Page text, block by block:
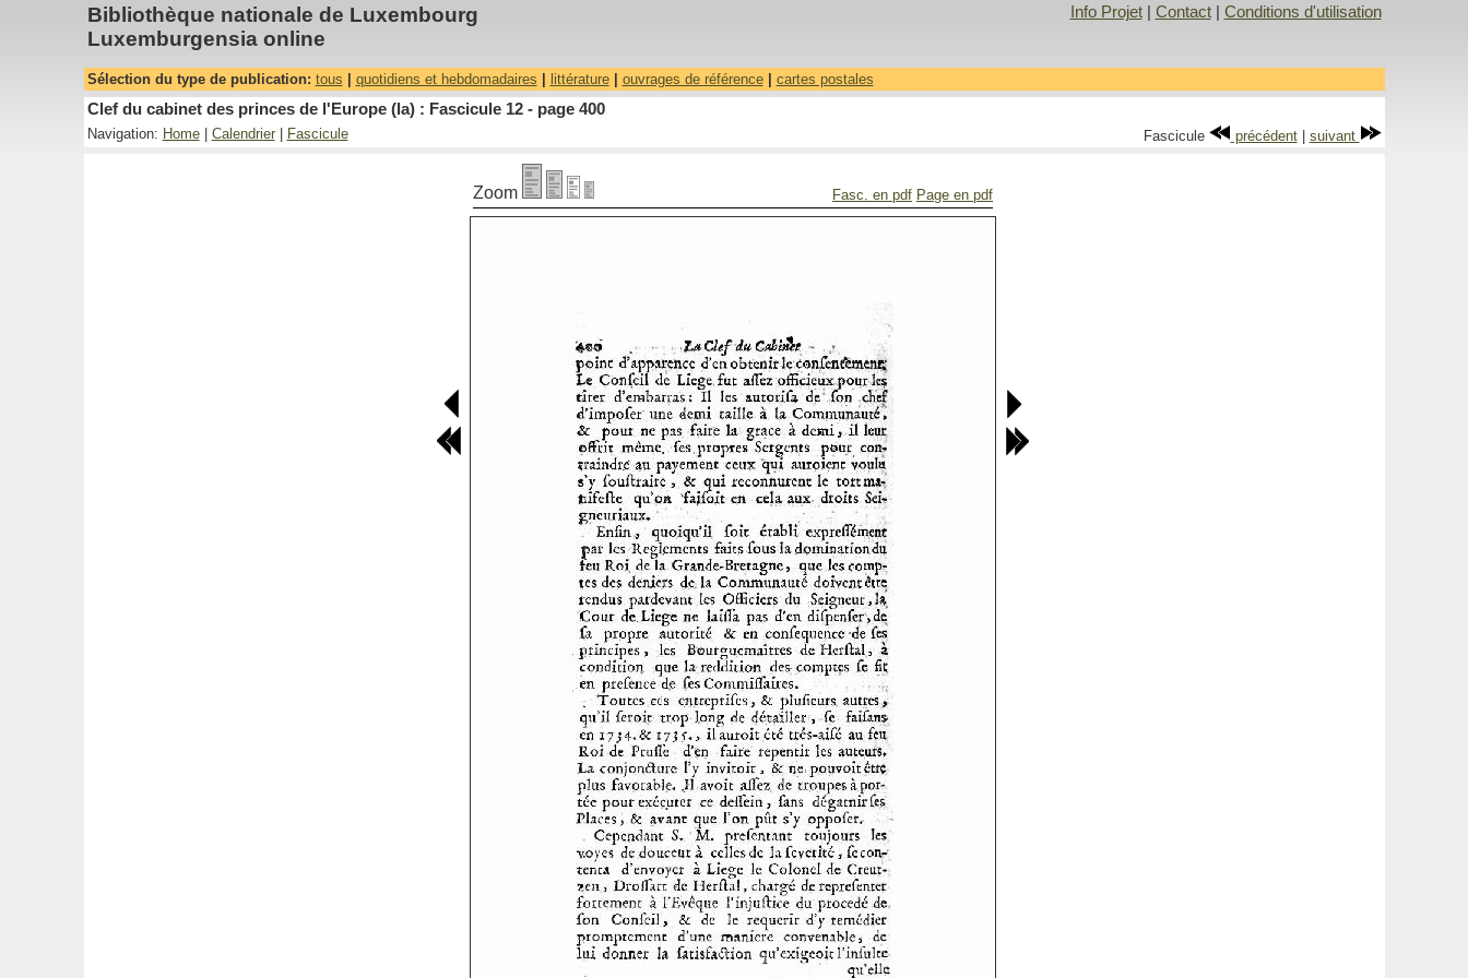
Bibliothèque nationale de Luxembourg
Luxemburgensia online
Info Projet| Contact| Conditions d'utilisation
Sélection du type de publication: tous quotidiens et hebdomadaires littérature| ouvrages de référence| cartes postales
Clef du cabinet des princes de l'Europe (la) : Fascicule 12 - page 400
Navigation: Home| Calendrier| Fascicule Fascicule précédent| suivant
Zoom Fasc. en pdf Page en pdf